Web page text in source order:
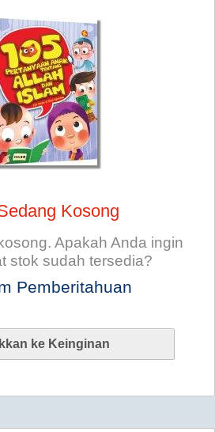
Kosong
Apakah Anda ingin
stok sudah tersedia?
Pemberitahuan